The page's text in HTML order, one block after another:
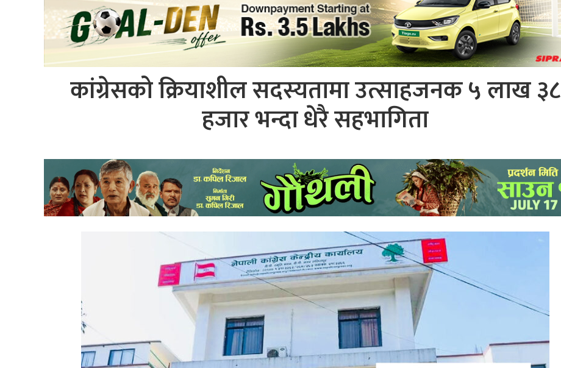
कांग्रेसको क्रियाशील सदस्यतामा उत्साहजनक ५ लाख ३८
हजार भन्दा धेरै सहभागिता